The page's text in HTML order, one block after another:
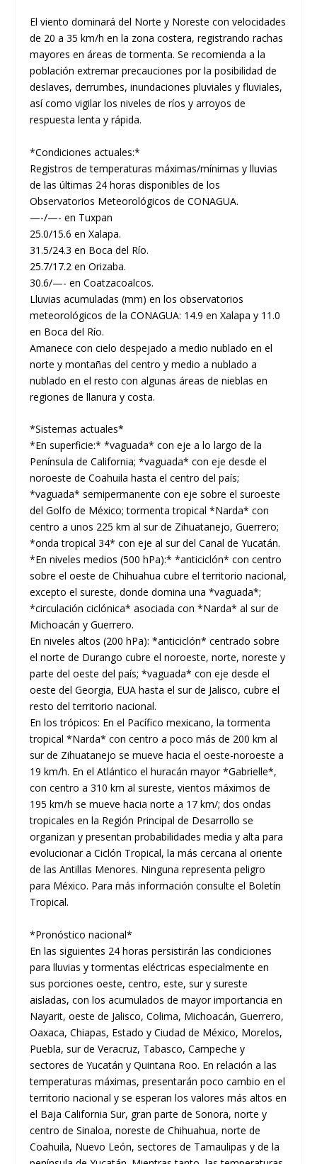
El viento dominará del Norte y Noreste con velocidades
de 20 a 35 km/h en la zona costera, registrando rachas
mayores en áreas de tormenta. Se recomienda a la
población extremar precauciones por la posibilidad de
deslaves, derrumbes, inundaciones pluviales y fluviales,
así como vigilar los niveles de ríos y arroyos de
respuesta lenta y rápida.
*Condiciones actuales:*
Registros de temperaturas máximas/mínimas y lluvias
de las últimas 24 horas disponibles de los
Observatorios Meteorológicos de CONAGUA.
—-/—- en Tuxpan
25.0/15.6 en Xalapa.
31.5/24.3 en Boca del Río.
25.7/17.2 en Orizaba.
30.6/—- en Coatzacoalcos.
Lluvias acumuladas (mm) en los observatorios
meteorológicos de la CONAGUA: 14.9 en Xalapa y 11.0
en Boca del Río.
Amanece con cielo despejado a medio nublado en el
norte y montañas del centro y medio a nublado a
nublado en el resto con algunas áreas de nieblas en
regiones de llanura y costa.
*Sistemas actuales*
*En superficie:* *vaguada* con eje a lo largo de la
Península de California; *vaguada* con eje desde el
noroeste de Coahuila hasta el centro del país;
*vaguada* semipermanente con eje sobre el suroeste
del Golfo de México; tormenta tropical *Narda* con
centro a unos 225 km al sur de Zihuatanejo, Guerrero;
*onda tropical 34* con eje al sur del Canal de Yucatán.
*En niveles medios (500 hPa):* *anticiclón* con centro
sobre el oeste de Chihuahua cubre el territorio nacional,
excepto el sureste, donde domina una *vaguada*;
*circulación ciclónica* asociada con *Narda* al sur de
Michoacán y Guerrero.
En niveles altos (200 hPa): *anticiclón* centrado sobre
el norte de Durango cubre el noroeste, norte, noreste y
parte del oeste del país; *vaguada* con eje desde el
oeste del Georgia, EUA hasta el sur de Jalisco, cubre el
resto del territorio nacional.
En los trópicos: En el Pacífico mexicano, la tormenta
tropical *Narda* con centro a poco más de 200 km al
sur de Zihuatanejo se mueve hacia el oeste-noroeste a
19 km/h. En el Atlántico el huracán mayor *Gabrielle*,
con centro a 310 km al sureste, vientos máximos de
195 km/h se mueve hacia norte a 17 km/; dos ondas
tropicales en la Región Principal de Desarrollo se
organizan y presentan probabilidades media y alta para
evolucionar a Ciclón Tropical, la más cercana al oriente
de las Antillas Menores. Ninguna representa peligro
para México. Para más información consulte el Boletín
Tropical.
*Pronóstico nacional*
En las siguientes 24 horas persistirán las condiciones
para lluvias y tormentas eléctricas especialmente en
sus porciones oeste, centro, este, sur y sureste
aisladas, con los acumulados de mayor importancia en
Nayarit, oeste de Jalisco, Colima, Michoacán, Guerrero,
Oaxaca, Chiapas, Estado y Ciudad de México, Morelos,
Puebla, sur de Veracruz, Tabasco, Campeche y
sectores de Yucatán y Quintana Roo. En relación a las
temperaturas máximas, presentarán poco cambio en el
territorio nacional y se esperan los valores más altos en
el Baja California Sur, gran parte de Sonora, norte y
centro de Sinaloa, noreste de Chihuahua, norte de
Coahuila, Nuevo León, sectores de Tamaulipas y de la